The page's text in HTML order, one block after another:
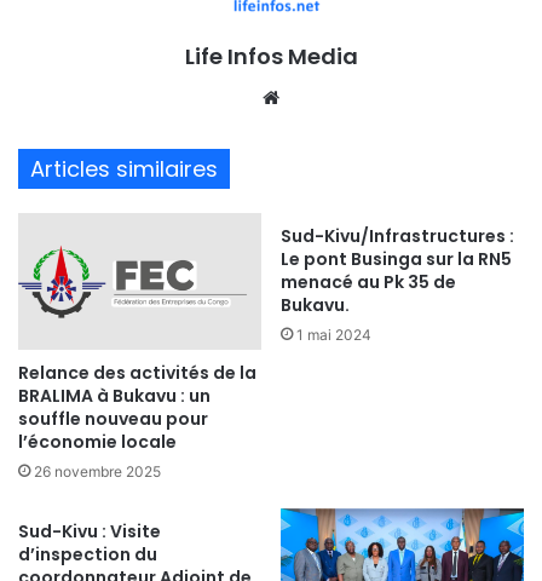
Life Infos Media
Articles similaires
Relance des activités de la
BRALIMA à Bukavu : un
souffle nouveau pour
l’économie locale
26 novembre 2025
Sud-Kivu/Infrastructures :
Le pont Businga sur la RN5
menacé au Pk 35 de
Bukavu.
1 mai 2024
Sud-Kivu : Visite
d’inspection du